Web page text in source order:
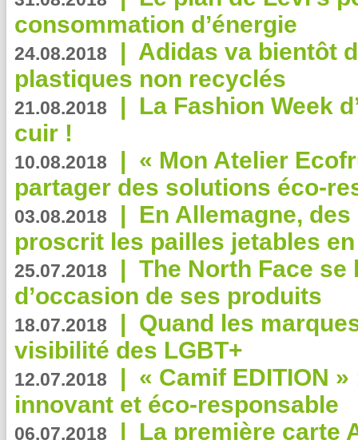
consommation d’énergie
24.08.2018 | Adidas va bientôt
plastiques non recyclés
21.08.2018 | La Fashion Week
cuir !
10.08.2018 | « Mon Atelier
partager des solutions éco-
03.08.2018 | En Allemagne,
proscrit les pailles jetables
25.07.2018 | The North Face se
d’occasion de ses produits
18.07.2018 | Quand les
visibilité des LGBT+
12.07.2018 | « Camif EDITION
innovant et éco-responsable
06.07.2018 | La première carte